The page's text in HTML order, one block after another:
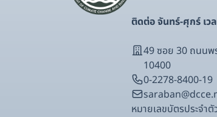
ติดต่อ จันทร์-ศุกร์ เว
49 ซอย 30 ถนนพ
10400
0-2278-8400-19
หมายเลขบัตรประจํา